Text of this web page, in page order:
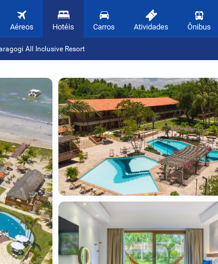
Aéreos Hotéis Carros Atividades Ônibus
All Inclusive Resort